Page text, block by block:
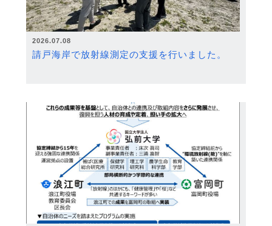
2026.07.08
請戸海岸で放射線測定の支援を行いました。